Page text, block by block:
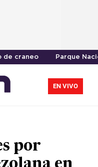
de craneo Parque
EN VIVO
por